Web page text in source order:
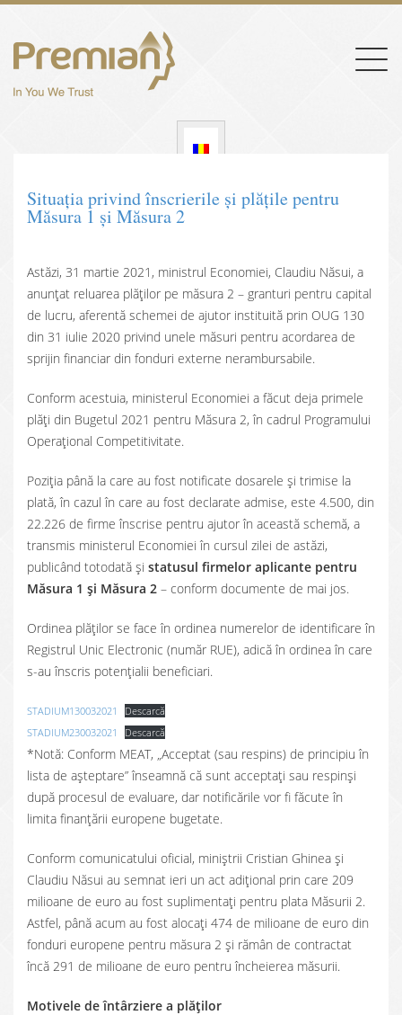
Situația privind înscrierile şi plățile pentru
Măsura 1 și Măsura 2
Astăzi, 31 martie 2021, ministrul Economiei, Claudiu Năsui, a
anunțat reluarea plăților pe măsura 2 – granturi pentru capital
de lucru, aferentă schemei de ajutor instituită prin OUG 130
din 31 iulie 2020 privind unele măsuri pentru acordarea de
sprijin financiar din fonduri externe nerambursabile.
Conform acestuia, ministerul Economiei a făcut deja primele
plăți din Bugetul 2021 pentru Măsura 2, în cadrul Programului
Operațional Competitivitate.
Poziția până la care au fost notificate dosarele și trimise la
plată, în cazul în care au fost declarate admise, este 4.500, din
22.226 de firme înscrise pentru ajutor în această schemă, a
transmis ministerul Economiei în cursul zilei de astăzi,
publicând totodată și statusul firmelor aplicante pentru
Măsura 1 și Măsura 2 – conform documente de mai jos.
Ordinea plăţilor se face în ordinea numerelor de identificare în
Registrul Unic Electronic (număr RUE), adică în ordinea în care
s-au înscris potențialii beneficiari.
STADIUM130032021
Descarcă
STADIUM230032021
Descarcă
*Notă: Conform MEAT, „Acceptat (sau respins) de principiu în
lista de așteptare” înseamnă că sunt acceptați sau respinși
după procesul de evaluare, dar notificările vor fi făcute în
limita finanțării europene bugetate.
Conform comunicatului oficial, miniștrii Cristian Ghinea și
Claudiu Năsui au semnat ieri un act adițional prin care 209
milioane de euro au fost suplimentați pentru plata Măsurii 2.
Astfel, până acum au fost alocați 474 de milioane de euro din
fonduri europene pentru măsura 2 și rămân de contractat
încă 291 de milioane de euro pentru încheierea măsurii.
Motivele de întârziere a plăților